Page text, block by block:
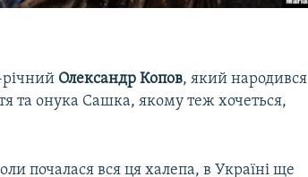
річний Олександр Копов, який народився
та онука Сашка, якому теж хочеться,
почалася вся ця халепа, в Україні ще